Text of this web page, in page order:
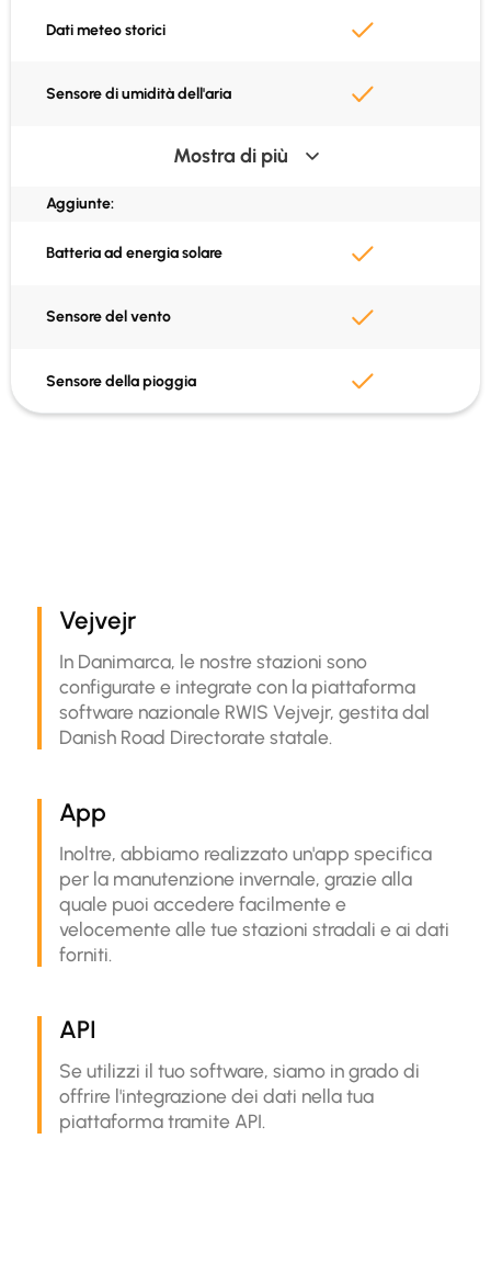
Dati meteo storici
Sensore di umidità dell'aria
Sensore di temperatura
Calcolo del punto di rugiada
SIM e dati inclusi
GPS integrato
Mostra di più
Aggiunte:
Batteria ad energia solare
Sensore del vento
Sensore della pioggia
Vejvejr
In Danimarca, le nostre stazioni sono
configurate e integrate con la piattaforma
software nazionale RWIS Vejvejr, gestita dal
Danish Road Directorate statale.
App
Inoltre, abbiamo realizzato un'app specifica
per la manutenzione invernale, grazie alla
quale puoi accedere facilmente e
velocemente alle tue stazioni stradali e ai dati
forniti.
API
Se utilizzi il tuo software, siamo in grado di
offrire l'integrazione dei dati nella tua
piattaforma tramite API.